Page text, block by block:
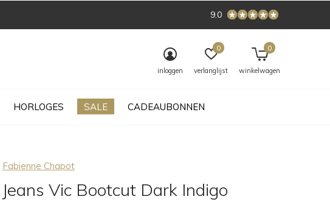
HORLOGES SALE CADEAUBONNEN
inloggen verlanglijst
0
winkelwagen
0
9.0
Fabienne Chapot
Jeans Vic Bootcut Dark Indigo